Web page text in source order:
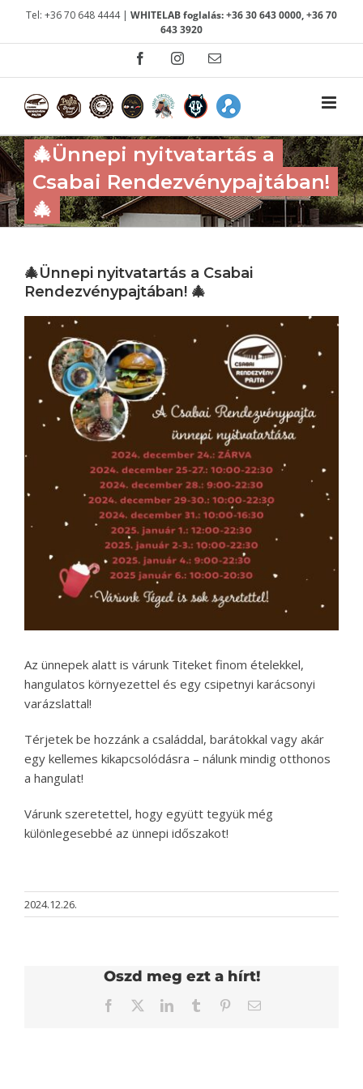
KihagyásTel: +36 70 648 4444 | WHITELAB foglalás: +36 30 643 0000, +36 70
643 3920
FacebookInstagramEmail:
🎄Ünnepi nyitvatartás a
Csabai Rendezvénypajtában!
🎄
🎄Ünnepi nyitvatartás a Csabai
Rendezvénypajtában! 🎄
Az ünnepek alatt is várunk Titeket finom ételekkel,
hangulatos környezettel és egy csipetnyi karácsonyi
varázslattal!
Térjetek be hozzánk a családdal, barátokkal vagy akár
egy kellemes kikapcsolódásra – nálunk mindig otthonos
a hangulat!
Várunk szeretettel, hogy együtt tegyük még
különlegesebbé az ünnepi időszakot!
2024.12.26.
Oszd meg ezt a hírt!
Facebook
TwitterLinkedInTumblr PinterestEmail: